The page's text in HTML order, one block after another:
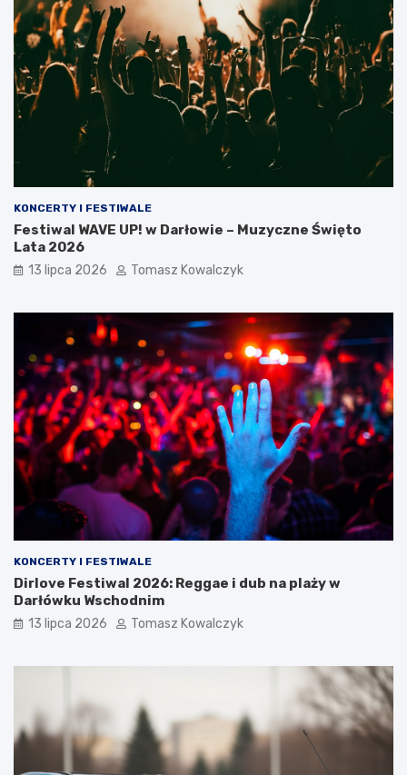
KONCERTY I FESTIWALE
Festiwal WAVE UP! w Darłowie – Muzyczne Święto
Lata 2026
13 lipca 2026 Tomasz Kowalczyk
KONCERTY I FESTIWALE
Dirlove Festiwal 2026: Reggae i dub na plaży w
Darłówku Wschodnim
13 lipca 2026 Tomasz Kowalczyk